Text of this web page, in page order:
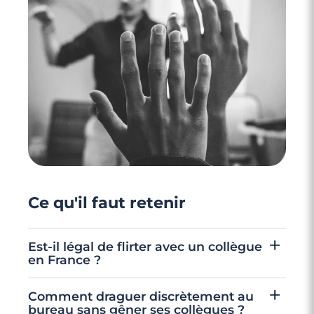
Rupture amoureuse au travail : rebondir
quand l'amour s'arrête au bureau
Ce qu'il faut retenir
Est-il légal de flirter avec un collègue
en France ?
en France à condition que les échanges
Comment draguer discrètement au
bureau sans gêner ses collègues ?